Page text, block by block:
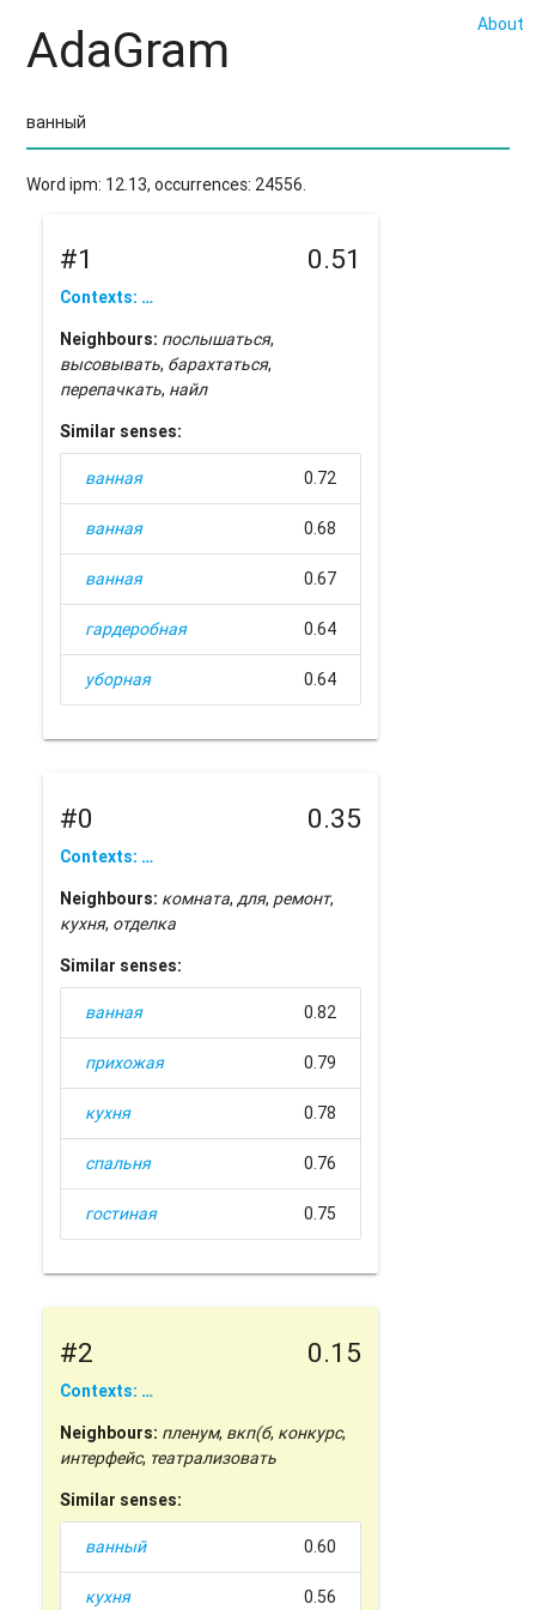
About
AdaGram
Word ipm: 12.13, occurrences: 24556.
#1 0.51
Contexts: …
Neighbours: послышаться,
высовывать, барахтаться,
перепачкать, найл
Similar senses:
ванная 0.72
ванная 0.68
ванная 0.67
гардеробная 0.64
уборная 0.64
#0 0.35
Contexts: …
Neighbours: комната,для, ремонт,
кухня, отделка
Similar senses:
ванная 0.82
прихожая 0.79
кухня 0.78
спальня 0.76
гостиная 0.75
#2 0.15
Contexts: …
Neighbours: пленум, вкп(б, конкурс,
интерфейс, театрализовать
Similar senses:
ванный 0.60
кухня 0.56